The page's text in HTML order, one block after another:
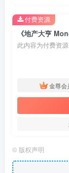
此内容为付费资
金尊会
付费资源
© 版权声明